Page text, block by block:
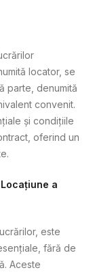
locator, se
parte, denumită
convenit.
și condițiile
oferind un
a
este
fără de
Aceste